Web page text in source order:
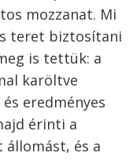
mozzanat. Mi
teret biztosítani
is tettük: a
karöltve
eredményes
érinti a
és a